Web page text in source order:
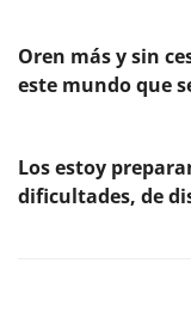
Oren más y sin
este mundo que
Los estoy
dificultades, de